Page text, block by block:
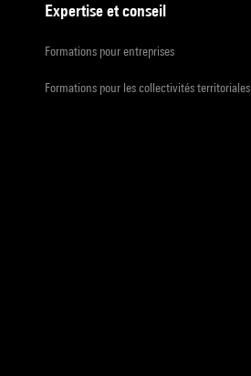
Expertise et conseil
Formations pour entreprises
Formations pour les collectivités territoriales